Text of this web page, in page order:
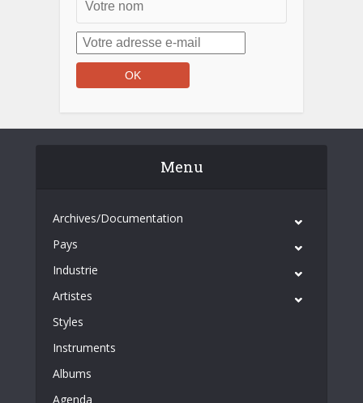
Menu
Archives/Documentation
Pays
Industrie
Artistes
Styles
Instruments
Albums
Agenda